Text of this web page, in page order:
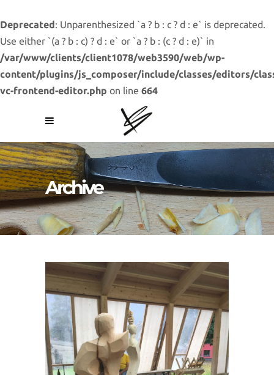
Deprecated: Unparenthesized `a ? b : c ? d : e` is deprecated.
Use either `(a ? b : c) ? d : e` or `a ? b : (c ? d : e)` in
/var/www/clients/client1078/web3590/web/wp-
content/plugins/js_composer/include/classes/editors/
vc-frontend-editor.php on line 664
Archive